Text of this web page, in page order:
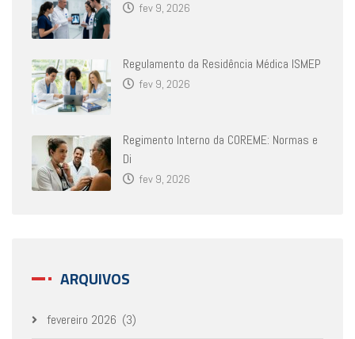
fev 9, 2026
Regulamento da Residência Médica ISMEP
fev 9, 2026
Regimento Interno da COREME: Normas e
Di
fev 9, 2026
ARQUIVOS
fevereiro 2026 (3)